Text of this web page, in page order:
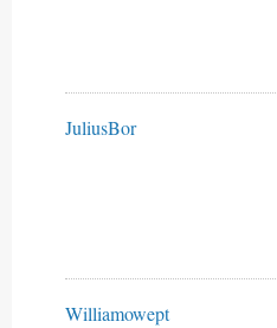
JuliusBor
Williamowept